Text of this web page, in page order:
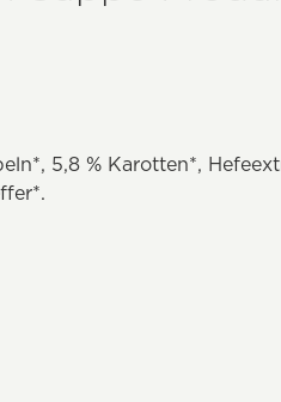
5,8 % Karotten*,